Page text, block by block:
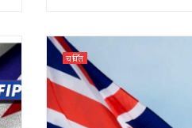
चर्चित